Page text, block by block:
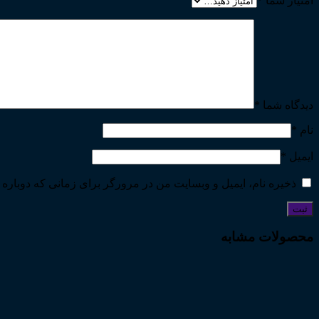
دیدگاه شما *
نام *
ایمیل *
ذخیره نام، ایمیل و وبسایت من در مرورگر برای زمانی که
محصولات مشابه